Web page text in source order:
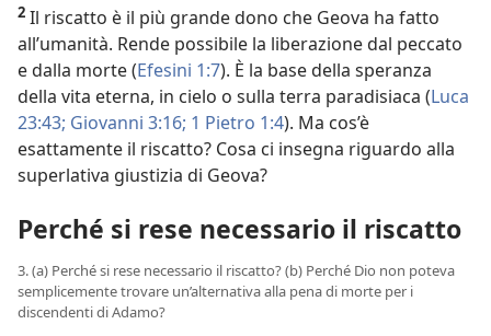
2 Il riscatto è il più grande dono che Geova ha fatto
all’umanità. Rende possibile la liberazione dal peccato
e dalla morte (Efesini 1:7). È la base della speranza
della vita eterna, in cielo o sulla terra paradisiaca (Luca
23:43; Giovanni 3:16; 1 Pietro 1:4). Ma cos’è
esattamente il riscatto? Cosa ci insegna riguardo alla
superlativa giustizia di Geova?
Perché si rese necessario il riscatto
3. (a) Perché si rese necessario il riscatto? (b) Perché Dio non poteva
semplicemente trovare un’alternativa alla pena di morte per i
discendenti di Adamo?